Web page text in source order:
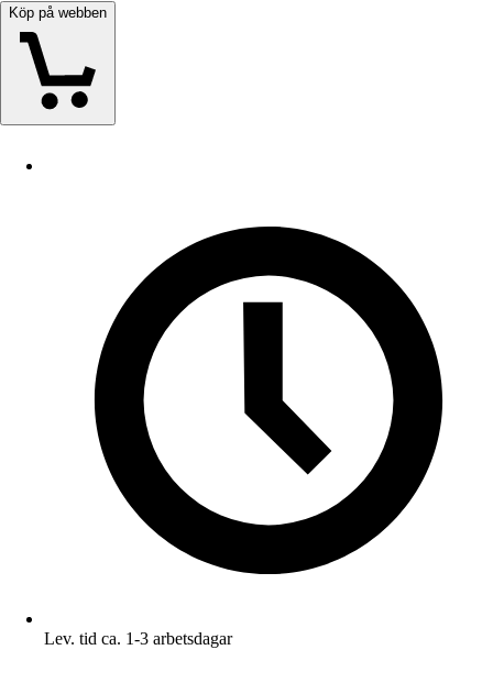
Köp på webben
Lev. tid ca. 1-3 arbetsdagar